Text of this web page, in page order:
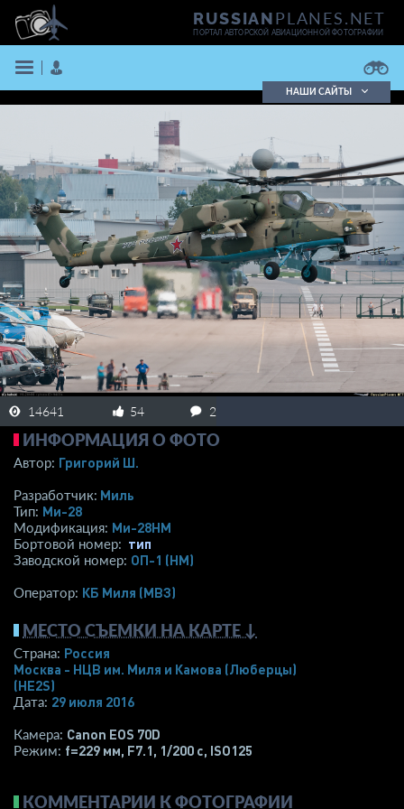
RUSSIANPLANES.NET
ПОРТАЛ АВТОРСКОЙ АВИАЦИОННОЙ ФОТОГРАФИИ
ВОЙТИ
ЗАРЕГИСТРИРОВАТЬСЯ
Поиск фотографий
Поиск в реестре
Кратко
Подробно
НАШИ САЙТЫ
14641 54 2
ИНФОРМАЦИЯ О ФОТО
Автор: Григорий Ш.
Разработчик: Миль
Тип: Ми-28
Модификация: Ми-28НМ
Бортовой номер: тип
Заводской номер: ОП-1 (НМ)
Оператор: КБ Миля (МВЗ)
МЕСТО СЪЕМКИ НА КАРТЕ ↓
Страна: Россия
Москва - НЦВ им. Миля и Камова (Люберцы)
(HE2S)
Дата: 29 июля 2016
Камера: Canon EOS 70D
Режим: f=229 мм, F7.1, 1/200 с, ISO125
КОММЕНТАРИИ К ФОТОГРАФИИ